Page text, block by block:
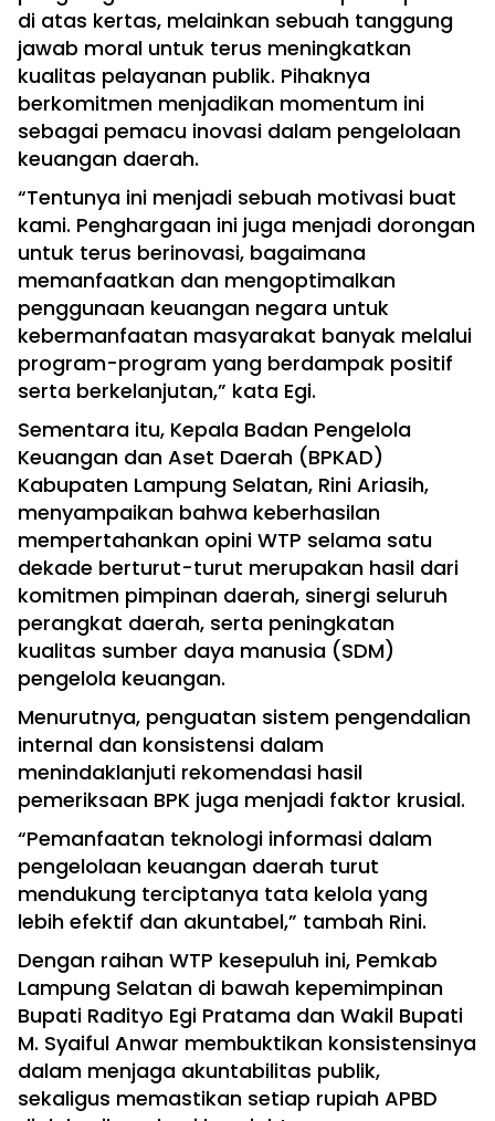
di atas kertas, melainkan sebuah tanggung
jawab moral untuk terus meningkatkan
kualitas pelayanan publik. Pihaknya
berkomitmen menjadikan momentum ini
sebagai pemacu inovasi dalam pengelolaan
keuangan daerah.
“Tentunya ini menjadi sebuah motivasi buat
kami. Penghargaan ini juga menjadi dorongan
untuk terus berinovasi, bagaimana
memanfaatkan dan mengoptimalkan
penggunaan keuangan negara untuk
kebermanfaatan masyarakat banyak melalui
program-program yang berdampak positif
serta berkelanjutan,” kata Egi.
Sementara itu, Kepala Badan Pengelola
Keuangan dan Aset Daerah (BPKAD)
Kabupaten Lampung Selatan, Rini Ariasih,
menyampaikan bahwa keberhasilan
mempertahankan opini WTP selama satu
dekade berturut-turut merupakan hasil dari
komitmen pimpinan daerah, sinergi seluruh
perangkat daerah, serta peningkatan
kualitas sumber daya manusia (SDM)
pengelola keuangan.
Menurutnya, penguatan sistem pengendalian
internal dan konsistensi dalam
menindaklanjuti rekomendasi hasil
pemeriksaan BPK juga menjadi faktor krusial.
“Pemanfaatan teknologi informasi dalam
pengelolaan keuangan daerah turut
mendukung terciptanya tata kelola yang
lebih efektif dan akuntabel,” tambah Rini.
Dengan raihan WTP kesepuluh ini, Pemkab
Lampung Selatan di bawah kepemimpinan
Bupati Radityo Egi Pratama dan Wakil Bupati
M. Syaiful Anwar membuktikan konsistensinya
dalam menjaga akuntabilitas publik,
sekaligus memastikan setiap rupiah APBD